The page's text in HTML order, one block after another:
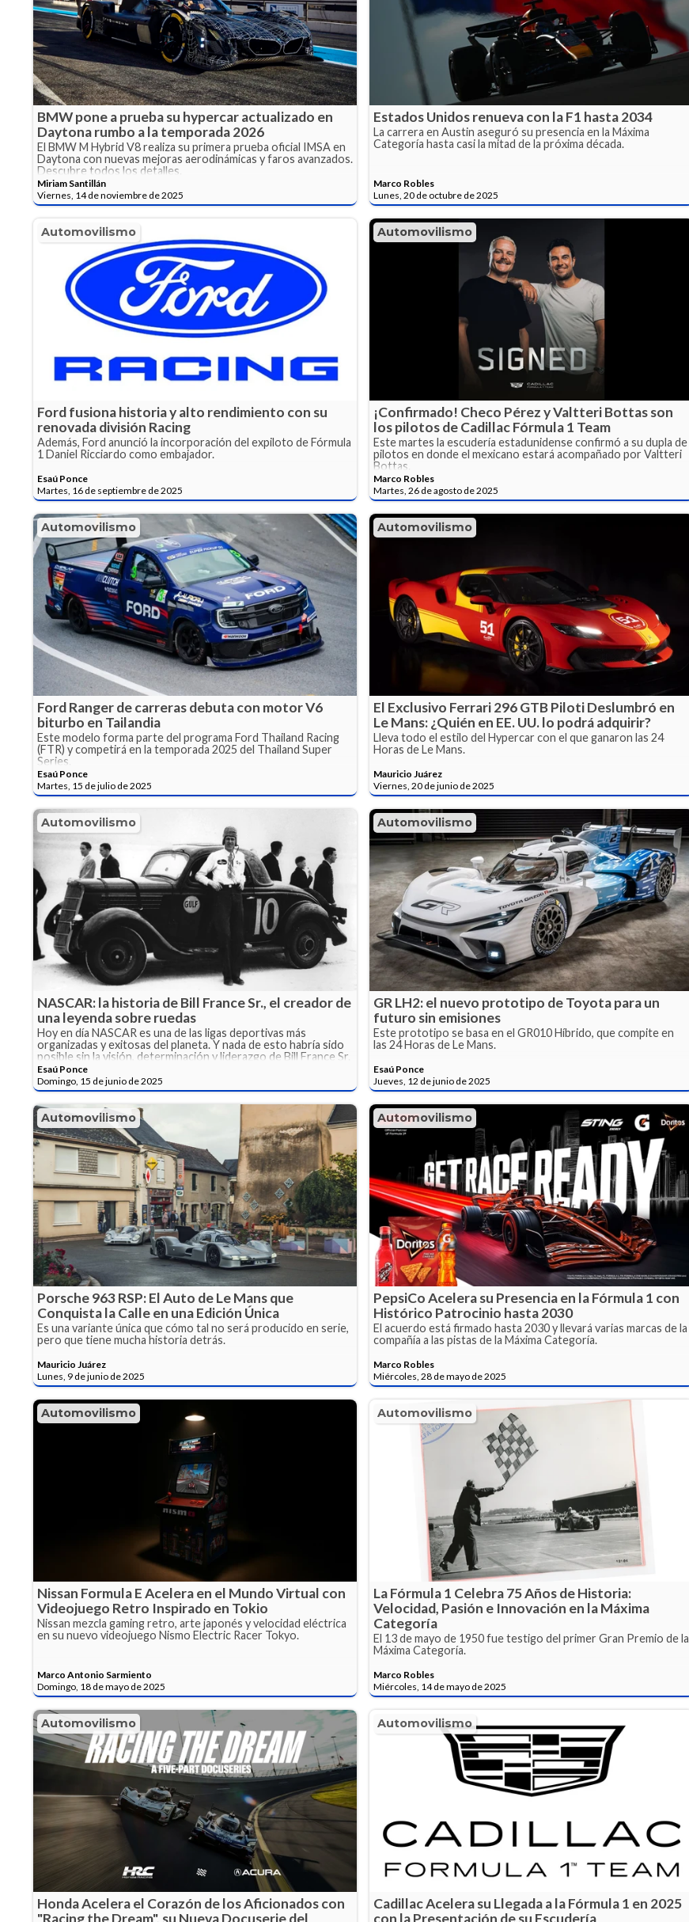
BMW pone a prueba su hypercar actualizado en
Daytona rumbo a la temporada 2026
El BMW M Hybrid V8 realiza su primera prueba oficial IMSA en
Daytona con nuevas mejoras aerodinámicas y faros avanzados.
Descubre todos los detalles.
Miriam Santillán
Viernes, 14 de noviembre de 2025
Estados Unidos renueva con la F1 hasta 2034
La carrera en Austin aseguró su presencia en la Máxima
Categoría hasta casi la mitad de la próxima década.
Marco Robles
Lunes, 20 de octubre de 2025
Automovilismo
Ford fusiona historia y alto rendimiento con su
renovada división Racing
Además, Ford anunció la incorporación del expiloto de Fórmula
1 Daniel Ricciardo como embajador.
Esaú Ponce
Martes, 16 de septiembre de 2025
Automovilismo
¡Confirmado! Checo Pérez y Valtteri Bottas son
los pilotos de Cadillac Fórmula 1 Team
Este martes la escudería estadunidense confirmó a su dupla de
pilotos en donde el mexicano estará acompañado por Valtteri
Bottas.
Marco Robles
Martes, 26 de agosto de 2025
Automovilismo
Ford Ranger de carreras debuta con motor V6
biturbo en Tailandia
Este modelo forma parte del programa Ford Thailand Racing
(FTR) y competirá en la temporada 2025 del Thailand Super
Series.
Esaú Ponce
Martes, 15 de julio de 2025
Automovilismo
El Exclusivo Ferrari 296 GTB Piloti Deslumbró en
Le Mans: ¿Quién en EE. UU. lo podrá adquirir?
Lleva todo el estilo del Hypercar con el que ganaron las 24
Horas de Le Mans.
Mauricio Juárez
Viernes, 20 de junio de 2025
Automovilismo
NASCAR: la historia de Bill France Sr., el creador de
una leyenda sobre ruedas
Hoy en día NASCAR es una de las ligas deportivas más
organizadas y exitosas del planeta. Y nada de esto habría sido
posible sin la visión, determinación y liderazgo de Bill France Sr.
Esaú Ponce
Domingo, 15 de junio de 2025
Automovilismo
GR LH2: el nuevo prototipo de Toyota para un
futuro sin emisiones
Este prototipo se basa en el GR010 Híbrido, que compite en
las 24 Horas de Le Mans.
Esaú Ponce
Jueves, 12 de junio de 2025
Automovilismo
Porsche 963 RSP: El Auto de Le Mans que
Conquista la Calle en una Edición Única
Es una variante única que cómo tal no será producido en serie,
pero que tiene mucha historia detrás.
Mauricio Juárez
Lunes, 9 de junio de 2025
Automovilismo
PepsiCo Acelera su Presencia en la Fórmula 1 con
Histórico Patrocinio hasta 2030
El acuerdo está firmado hasta 2030 y llevará varias marcas de la
compañía a las pistas de la Máxima Categoría.
Marco Robles
Miércoles, 28 de mayo de 2025
Automovilismo
Nissan Formula E Acelera en el Mundo Virtual con
Videojuego Retro Inspirado en Tokio
Nissan mezcla gaming retro, arte japonés y velocidad eléctrica
en su nuevo videojuego Nismo Electric Racer Tokyo.
Marco Antonio Sarmiento
Domingo, 18 de mayo de 2025
Automovilismo
La Fórmula 1 Celebra 75 Años de Historia:
Velocidad, Pasión e Innovación en la Máxima
Categoría
El 13 de mayo de 1950 fue testigo del primer Gran Premio de la
Máxima Categoría.
Marco Robles
Miércoles, 14 de mayo de 2025
Automovilismo
Honda Acelera el Corazón de los Aficionados con
Automovilismo
Cadillac Acelera su Llegada a la Fórmula 1 en 2025